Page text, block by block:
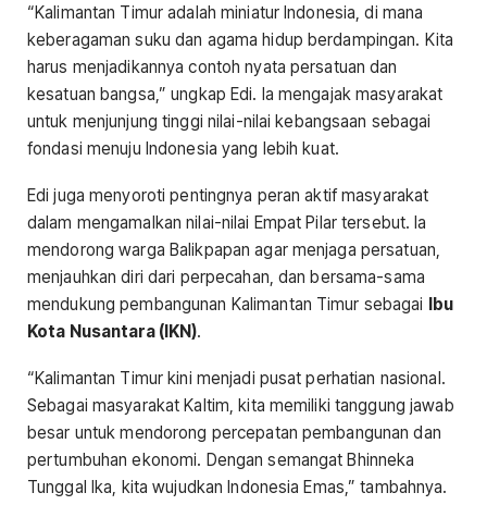
“Kalimantan Timur adalah miniatur Indonesia, di mana
keberagaman suku dan agama hidup berdampingan. Kita
harus menjadikannya contoh nyata persatuan dan
kesatuan bangsa,” ungkap Edi. Ia mengajak masyarakat
untuk menjunjung tinggi nilai-nilai kebangsaan sebagai
fondasi menuju Indonesia yang lebih kuat.
Edi juga menyoroti pentingnya peran aktif masyarakat
dalam mengamalkan nilai-nilai Empat Pilar tersebut. Ia
mendorong warga Balikpapan agar menjaga persatuan,
menjauhkan diri dari perpecahan, dan bersama-sama
mendukung pembangunan Kalimantan Timur sebagai Ibu
Kota Nusantara (IKN).
“Kalimantan Timur kini menjadi pusat perhatian nasional.
Sebagai masyarakat Kaltim, kita memiliki tanggung jawab
besar untuk mendorong percepatan pembangunan dan
pertumbuhan ekonomi. Dengan semangat Bhinneka
Tunggal Ika, kita wujudkan Indonesia Emas,” tambahnya.